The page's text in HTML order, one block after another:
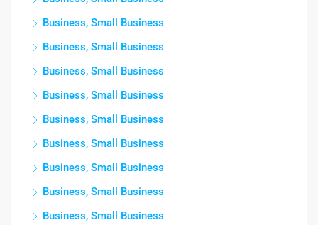
Business, Small Business
Business, Small Business
Business, Small Business
Business, Small Business
Business, Small Business
Business, Small Business
Business, Small Business
Business, Small Business
Business, Small Business